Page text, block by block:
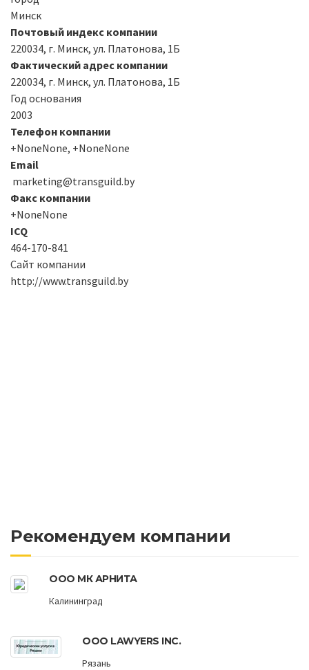
Минск
Почтовый индекс компании
220034, г. Минск, ул. Платонова, 1Б
Фактический адрес компании
220034, г. Минск, ул. Платонова, 1Б
Год основания
2003
Телефон компании
+NoneNone, +NoneNone
Email
marketing@transguild.by
Факс компании
+NoneNone
ICQ
464-170-841
Сайт компании
http://www.transguild.by
Рекомендуем компании
ООО МК АРНИТА
Калининград
ООО LAWYERS INC.
Рязань